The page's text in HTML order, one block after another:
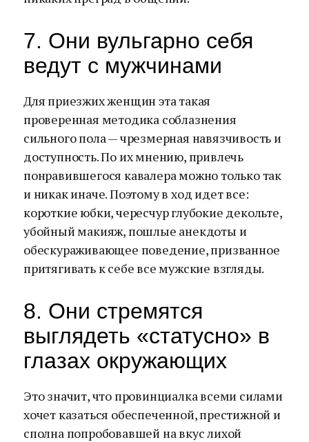
7. Они вульгарно себя
ведут с мужчинами
Для приезжих женщин эта такая
проверенная методика соблазнения
сильного пола — чрезмерная навязчивость и
доступность. По их мнению, привлечь
понравившегося кавалера можно только так
и никак иначе. Поэтому в ход идет все:
короткие юбки, чересчур глубокие декольте,
убойный макияж, пошлые анекдоты и
обескураживающее поведение, призванное
притягивать к себе все мужские взгляды.
8. Они стремятся
выглядеть «статусно» в
глазах окружающих
Это значит, что провинциалка всеми силами
хочет казаться обеспеченной, престижной и
сполна попробовавшей на вкус лихой